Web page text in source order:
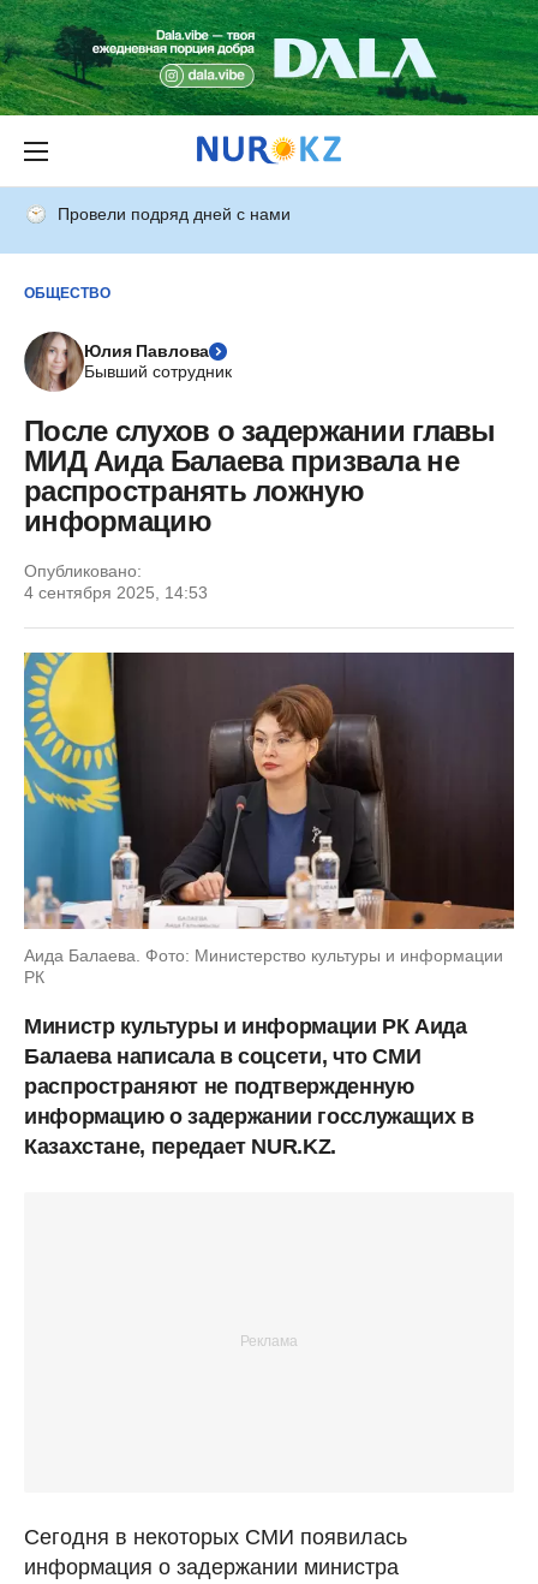
Провели подряд дней с нами
ОБЩЕСТВО
Юлия Павлова
Бывший сотрудник
После слухов о задержании главы
МИД Аида Балаева призвала не
распространять ложную
информацию
Опубликовано:
4 сентября 2025, 14:53
Аида Балаева. Фото: Министерство культуры и информации
РК
Министр культуры и информации РК Аида
Балаева написала в соцсети, что СМИ
распространяют не подтвержденную
информацию о задержании госслужащих в
Казахстане, передает NUR.KZ.
Сегодня в некоторых СМИ появилась
информация о задержании министра